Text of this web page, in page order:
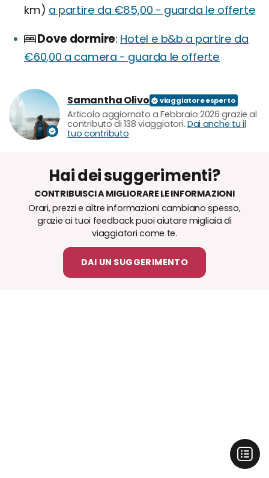
km) a partire da €85,00 - guarda le offerte
Dove dormire Hotel e b&b a partire da
€60,00 a camera - guarda le offerte
Samantha Olivo
Articolo aggiornato a Febbraio 2026 grazie al
contributo di 138 viaggiatori. Dai anche tu il
tuo contributo
Hai dei suggerimenti?
CONTRIBUISCI A MIGLIORARE LE INFORMAZIONI
Orari, prezzi e altre informazioni cambiano spesso,
grazie ai tuoi feedback puoi aiutare migliaia di
viaggiatori come te.
DAI UN SUGGERIMENTO